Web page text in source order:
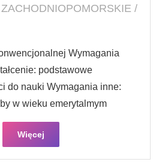
/
Wymagania
podstawowe
do nauki Wymagania inne:
w wieku emerytalmym
Więcej